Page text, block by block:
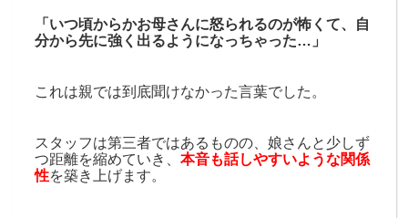
「いつ頃からかお母さんに怒られるのが怖くて、自
分から先に強く出るようになっちゃった…」
これは親では到底聞けなかった言葉でした。
スタッフは第三者ではあるものの、娘さんと少しず
つ距離を縮めていき、本音も話しやすいような関係
性を築き上げます。